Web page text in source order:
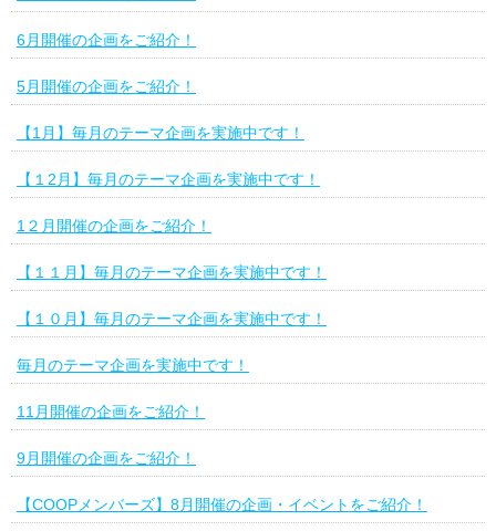
6月開催の企画をご紹介！
5月開催の企画をご紹介！
【1月】毎月のテーマ企画を実施中です！
【１2月】毎月のテーマ企画を実施中です！
1２月開催の企画をご紹介！
【１１月】毎月のテーマ企画を実施中です！
【１０月】毎月のテーマ企画を実施中です！
毎月のテーマ企画を実施中です！
11月開催の企画をご紹介！
9月開催の企画をご紹介！
【COOPメンバーズ】8月開催の企画・イベントをご紹介！